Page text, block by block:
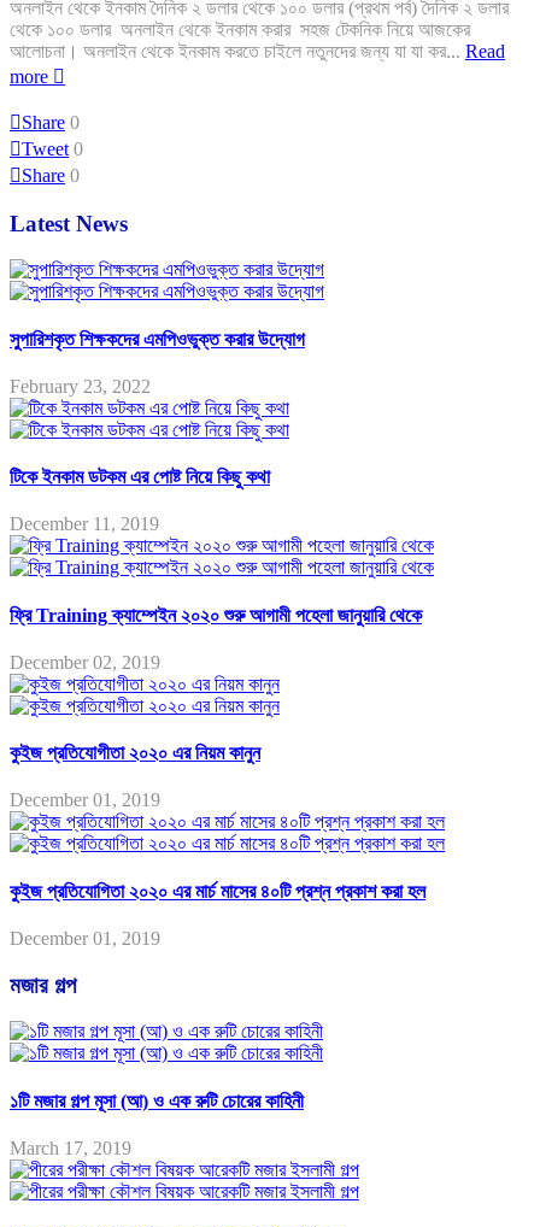
অনলাইন থেকে ইনকাম দৈনিক ২ ডলার থেকে ১০০ ডলার (প্রথম পর্ব) দৈনিক ২ ডলার
থেকে ১০০ ডলার অনলাইন থেকে ইনকাম করার সহজ টেকনিক নিয়ে আজকের
আলোচনা। অনলাইন থেকে ইনকাম করতে চাইলে নতুনদের জন্য যা যা কর... Read
more
Share 0
Tweet 0
Share 0
Latest News
সুপারিশকৃত শিক্ষকদের এমপিওভুক্ত করার উদ্যোগ
February 23, 2022
টিকে ইনকাম ডটকম এর পোষ্ট নিয়ে কিছু কথা
December 11, 2019
ফ্রি Training ক্যাম্পেইন ২০২০ শুরু আগামী পহেলা জানুয়ারি থেকে
December 02, 2019
কুইজ প্রতিযোগীতা ২০২০ এর নিয়ম কানুন
December 01, 2019
কুইজ প্রতিযোগিতা ২০২০ এর মার্চ মাসের ৪০টি প্রশ্ন প্রকাশ করা হল
December 01, 2019
মজার গল্প
১টি মজার গল্প মূসা (আ) ও এক রুটি চোরের কাহিনী
March 17, 2019